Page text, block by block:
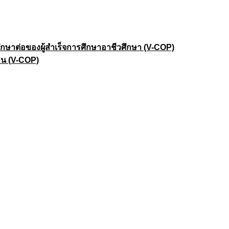
าต่อของผู้สำเร็จการศึกษาอาชีวศึกษา (V-COP)
(V-COP)